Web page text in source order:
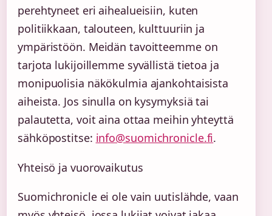
perehtyneet eri aihealueisiin, kuten
politiikkaan, talouteen, kulttuuriin ja
ympäristöön. Meidän tavoitteemme on
tarjota lukijoillemme syvällistä tietoa ja
monipuolisia näkökulmia ajankohtaisista
aiheista. Jos sinulla on kysymyksiä tai
palautetta, voit aina ottaa meihin yhteyttä
sähköpostitse: info@suomichronicle.fi.
Yhteisö ja vuorovaikutus
Suomichronicle ei ole vain uutislähde, vaan